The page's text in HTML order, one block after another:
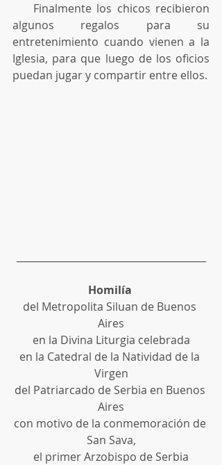
algunos regalos para su
entretenimiento cuando vienen a la
Iglesia, para que luego de los oficios
puedan jugar y compartir entre ellos.
Homilía
del Metropolita Siluan de Buenos
Aires
en la Divina Liturgia celebrada
en la Catedral de la Natividad de la
Virgen
del Patriarcado de Serbia en Buenos
Aires
con motivo de la conmemoración de
San Sava,
el primer Arzobispo de Serbia